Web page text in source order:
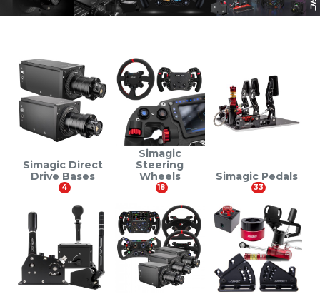
Simagic Direct
Drive Bases
4
Simagic
Steering
Wheels
18
Simagic Pedals
33